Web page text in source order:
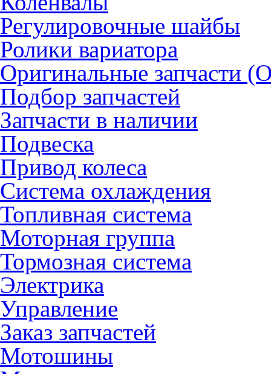
Регулировочные шайбы
Ролики вариатора
Оригинальные запчасти
Подбор запчастей
Запчасти в наличии
Подвеска
Привод колеса
Система охлаждения
Топливная система
Моторная группа
Тормозная система
Электрика
Управление
Заказ запчастей
Мотошины